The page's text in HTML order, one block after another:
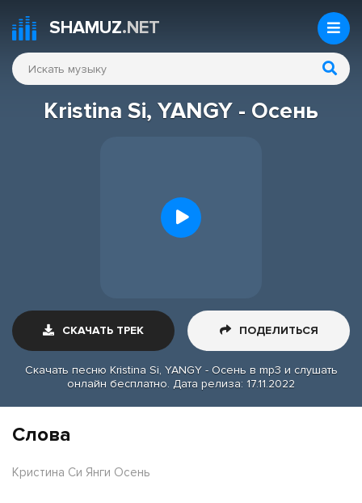
SHAMUZ.NET
Kristina Si, YANGY - Осень
СКАЧАТЬ ТРЕК ПОДЕЛИТЬСЯ
Скачать песню Kristina Si, YANGY - Осень в mp3 и слушать
онлайн бесплатно. Дата релиза: 17.11.2022
Слова
Кристина Си Янги Осень